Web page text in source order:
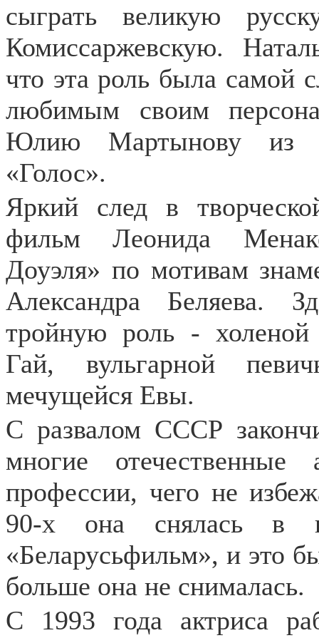
сыграть великую
Комиссаржевскую.
что эта роль была самой
любимым своим
Юлию Мартынову из
«Голос».
Яркий след в
фильм Леонида
Доуэля» по мотивам
Александра Беляева.
тройную роль -
Гай, вульгарной
мечущейся Евы.
С развалом СССР
многие
профессии, чего не
90-х она снялась в
«Беларусьфильм», и это
больше она не снималась.
С 1993 года актриса